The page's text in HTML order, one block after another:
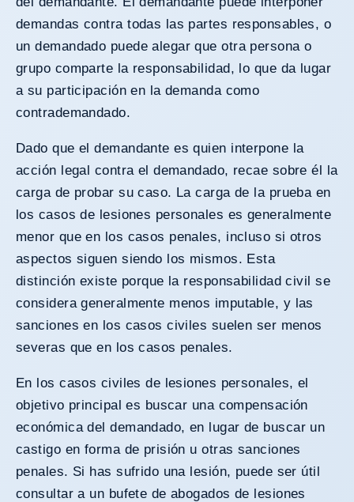
demandas contra todas las partes responsables, o
un demandado puede alegar que otra persona o
grupo comparte la responsabilidad, lo que da lugar
a su participación en la demanda como
contrademandado.
Dado que el demandante es quien interpone la
acción legal contra el demandado, recae sobre él la
carga de probar su caso. La carga de la prueba en
los casos de lesiones personales es generalmente
menor que en los casos penales, incluso si otros
aspectos siguen siendo los mismos. Esta
distinción existe porque la responsabilidad civil se
considera generalmente menos imputable, y las
sanciones en los casos civiles suelen ser menos
severas que en los casos penales.
En los casos civiles de lesiones personales, el
objetivo principal es buscar una compensación
económica del demandado, en lugar de buscar un
castigo en forma de prisión u otras sanciones
penales. Si has sufrido una lesión, puede ser útil
consultar a un bufete de abogados de lesiones